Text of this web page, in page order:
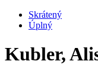
Skrátený
Úplný
Kubler,